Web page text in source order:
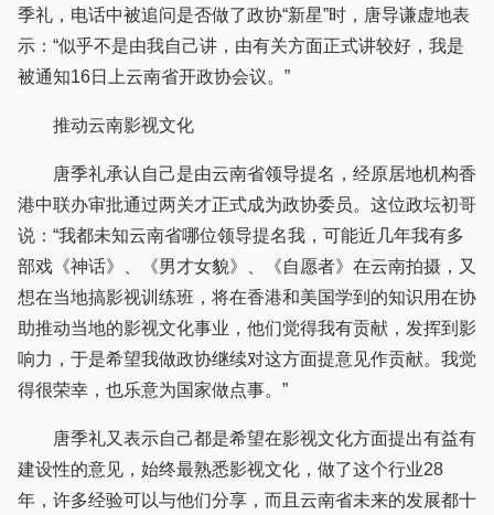
季礼，电话中被追问是否做了政协“新星”时，唐导谦虚地表
示：“似乎不是由我自己讲，由有关方面正式讲较好，我是
被通知16日上云南省开政协会议。”
推动云南影视文化
唐季礼承认自己是由云南省领导提名，经原居地机构香
港中联办审批通过两关才正式成为政协委员。这位政坛初哥
说：“我都未知云南省哪位领导提名我，可能近几年我有多
部戏《神话》、《男才女貌》、《自愿者》在云南拍摄，又
想在当地搞影视训练班，将在香港和美国学到的知识用在协
助推动当地的影视文化事业，他们觉得我有贡献，发挥到影
响力，于是希望我做政协继续对这方面提意见作贡献。我觉
得很荣幸，也乐意为国家做点事。”
唐季礼又表示自己都是希望在影视文化方面提出有益有
建设性的意见，始终最熟悉影视文化，做了这个行业28
年，许多经验可以与他们分享，而且云南省未来的发展都十